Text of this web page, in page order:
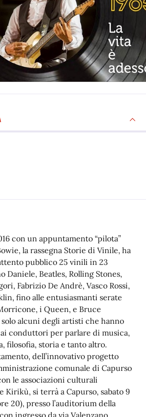
con un appuntamento “pilota”
la rassegna Storie di Vinile, ha
pubblico 25 vinili in 23
Daniele, Beatles, Rolling Stones,
Fabrizio De Andrè, Vasco Rossi,
fino alle entusiasmanti serate
i Queen, e Bruce
solo alcuni degli artisti che hanno
conduttori per parlare di musica,
filosofia, storia e tanto altro.
dell’innovativo progetto
comunale di Capurso
le associazioni culturali
Kirikù, si terrà a Capurso, sabato 9
20), presso l’auditorium della
ingresso da via Valenzano.